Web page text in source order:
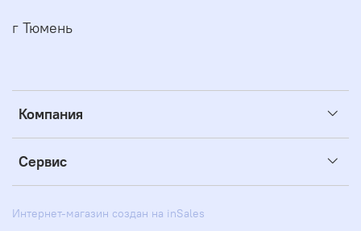
Компания
Сервис
г Тюмень
Интернет-магазин создан на inSales